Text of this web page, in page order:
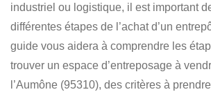
industriel ou logistique, il est important
différentes étapes de l’achat d’un
guide vous aidera à comprendre les
trouver un espace d’entreposage à
l’Aumône (95310), des critères à